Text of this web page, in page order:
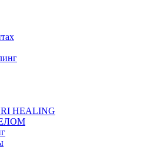
HEALING